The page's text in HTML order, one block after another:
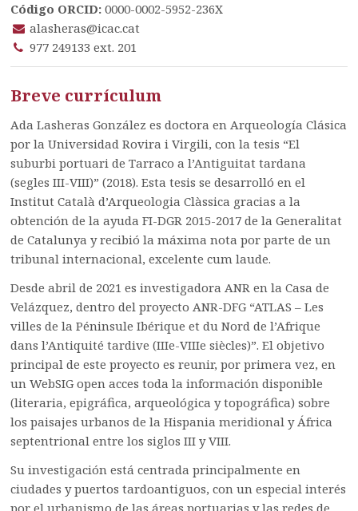
Código ORCID: 0000-0002-5952-236X
alasheras@icac.cat
977 249133 ext. 201
Breve currículum
Ada Lasheras González es doctora en Arqueología Clásica
por la Universidad Rovira i Virgili, con la tesis “El
suburbi portuari de Tarraco a l’Antiguitat tardana
(segles III-VIII)” (2018). Esta tesis se desarrolló en el
Institut Català d’Arqueologia Clàssica gracias a la
obtención de la ayuda FI-DGR 2015-2017 de la Generalitat
de Catalunya y recibió la máxima nota por parte de un
tribunal internacional, excelente cum laude.
Desde abril de 2021 es investigadora ANR en la Casa de
Velázquez, dentro del proyecto ANR-DFG “ATLAS – Les
villes de la Péninsule Ibérique et du Nord de l’Afrique
dans l’Antiquité tardive (IIIe-VIIIe siècles)”. El objetivo
principal de este proyecto es reunir, por primera vez, en
un WebSIG open acces toda la información disponible
(literaria, epigráfica, arqueológica y topográfica) sobre
los paisajes urbanos de la Hispania meridional y África
septentrional entre los siglos III y VIII.
Su investigación está centrada principalmente en
ciudades y puertos tardoantiguos, con un especial interés